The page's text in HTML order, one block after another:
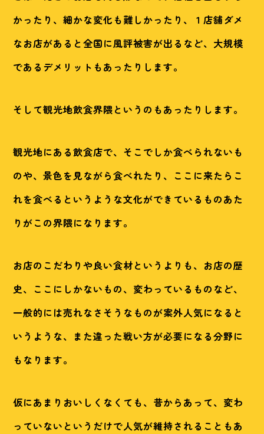
かったり、細かな変化も難しかったり、１店舗ダメ
なお店があると全国に風評被害が出るなど、大規模
であるデメリットもあったりします。
そして観光地飲食界隈というのもあったりします。
観光地にある飲食店で、そこでしか食べられないも
のや、景色を見ながら食べれたり、ここに来たらこ
れを食べるというような文化ができているものあた
りがこの界隈になります。
お店のこだわりや良い食材というよりも、お店の歴
史、ここにしかないもの、変わっているものなど、
一般的には売れなさそうなものが案外人気になると
いうような、また違った戦い方が必要になる分野に
もなります。
仮にあまりおいしくなくても、昔からあって、変わ
っていないというだけで人気が維持されることもあ